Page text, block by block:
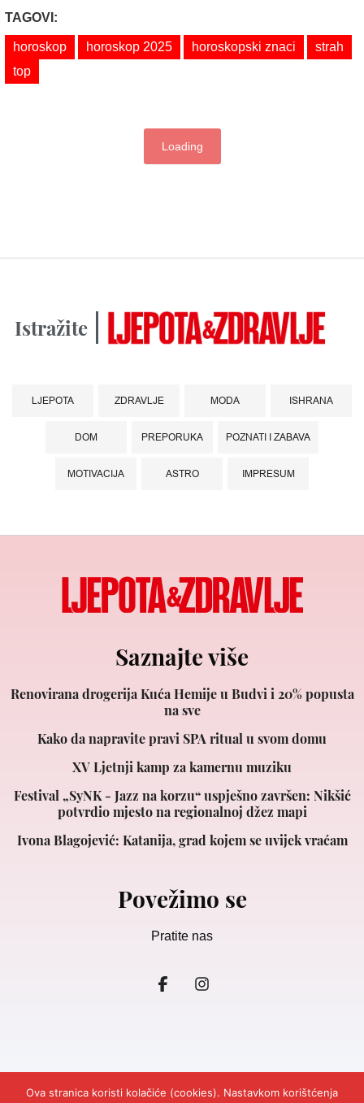
TAGOVI:
horoskop horoskop 2025 horoskopski znaci
strah
top
Loading
Istražite
LJEPOTA ZDRAVLJE MODA ISHRANA
DOM PREPORUKA POZNATI I ZABAVA
MOTIVACIJA ASTRO IMPRESUM
Saznajte više
Renovirana drogerija Kuća Hemije u Budvi i 20% popusta
na sve
Kako da napravite pravi SPA ritual u svom domu
XV Ljetnji kamp za kamernu muziku
Festival „SyNK - Jazz na korzu“ uspješno završen: Nikšić
potvrdio mjesto na regionalnoj džez mapi
Ivona Blagojević: Katanija, grad kojem se uvijek vraćam
Povežimo se
Pratite nas
Ova stranica koristi kolačiće (cookies). Nastavkom korištćenja